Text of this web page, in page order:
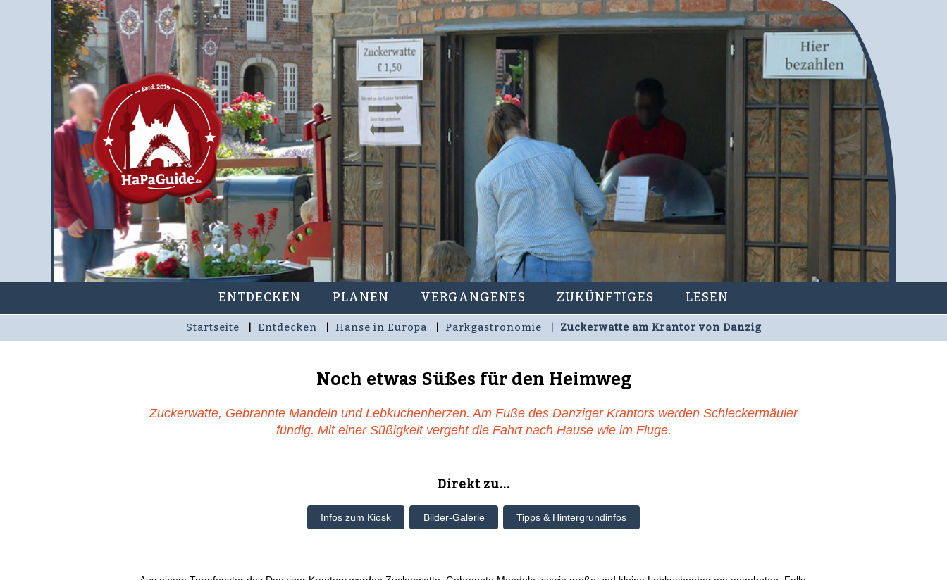
ENTDECKEN PLANEN VERGANGENES ZUKÜNFTIGES LESEN
Startseite Entdecken Hanse in Europa Parkgastronomie Zuckerwatte am Krantor von Danzig
Noch etwas Süßes für den Heimweg
Zuckerwatte, Gebrannte Mandeln und Lebkuchenherzen. Am Fuße des Danziger Krantors werden Schleckermäuler
fündig. Mit einer Süßigkeit vergeht die Fahrt nach Hause wie im Fluge.
Direkt zu...
Infos zum Kiosk Bilder-Galerie Tipps & Hintergrundinfos